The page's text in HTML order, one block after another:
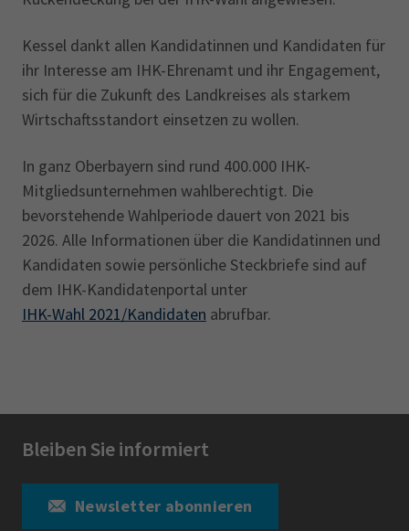
Kessel dankt allen Kandidatinnen und Kandidaten für
ihr Interesse am IHK-Ehrenamt und ihr Engagement,
sich für die Zukunft des Landkreises als starkem
Wirtschafts­standort einsetzen zu wollen.
In ganz Oberbayern sind rund 400.000 IHK-
Mitgliedsunternehmen wahlberechtigt. Die
bevorstehende Wahlperiode dauert von 2021 bis
2026. Alle Informationen über die Kandidatinnen und
Kandidaten sowie persönliche Steck­briefe sind auf
dem IHK-Kandidatenportal unter
IHK-Wahl 2021/Kandidaten abrufbar.
Bleiben Sie informiert
Newsletter abonnieren